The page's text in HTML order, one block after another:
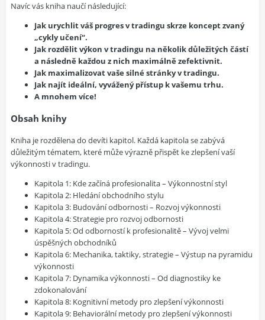
Navíc vás kniha naučí následující:
Jak urychlit váš progres v tradingu skrze koncept zvaný
„cykly učení“.
Jak rozdělit výkon v tradingu na několik důležitých částí
a následně každou z nich maximálně zefektivnit.
Jak maximalizovat vaše silné stránky v tradingu.
Jak najít ideální, vyvážený přístup k vašemu trhu.
A mnohem více!
Obsah knihy
Kniha je rozdělena do devíti kapitol. Každá kapitola se zabývá
důležitým tématem, které může výrazně přispět ke zlepšení vaší
výkonnosti v tradingu.
Kapitola 1: Kde začíná profesionalita – Výkonnostní styl
Kapitola 2: Hledání obchodního stylu
Kapitola 3: Budování odbornosti – Rozvoj výkonnosti
Kapitola 4: Strategie pro rozvoj odbornosti
Kapitola 5: Od odborností k profesionalitě – Vývoj velmi
úspěšných obchodníků
Kapitola 6: Mechanika, taktiky, strategie – Výstup na pyramidu
výkonnosti
Kapitola 7: Dynamika výkonnosti – Od diagnostiky ke
zdokonalování
Kapitola 8: Kognitivní metody pro zlepšení výkonnosti
Kapitola 9: Behaviorální metody pro zlepšení výkonnosti